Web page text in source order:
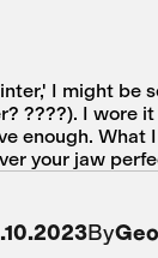
I might be
????). I wore
enough. What
your jaw
By